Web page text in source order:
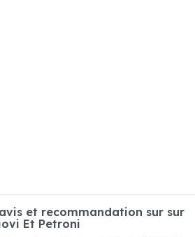
et recommandation sur sur
Et Petroni